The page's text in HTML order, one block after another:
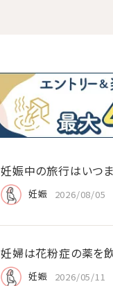
妊娠中の旅行はいつ
妊娠 2026/08/05
妊婦は花粉症の薬を
妊娠 2026/05/11